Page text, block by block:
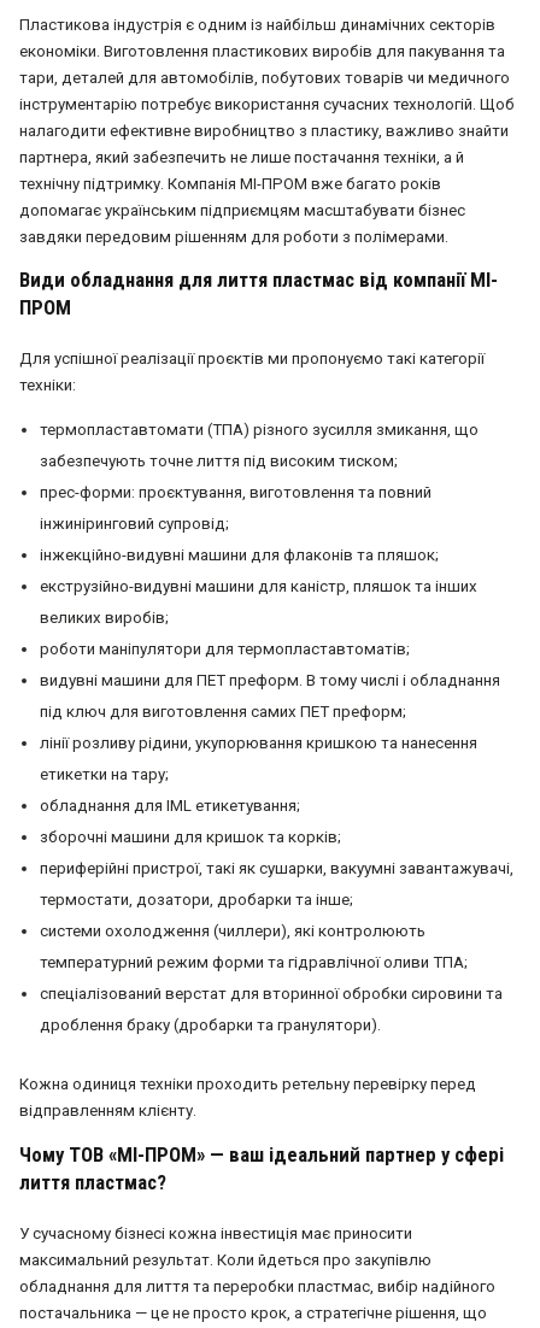
Пластикова індустрія є одним із найбільш динамічних секторів
економіки. Виготовлення пластикових виробів для пакування та
тари, деталей для автомобілів, побутових товарів чи медичного
інструментарію потребує використання сучасних технологій. Щоб
налагодити ефективне виробництво з пластику, важливо знайти
партнера, який забезпечить не лише постачання техніки, а й
технічну підтримку. Компанія МІ-ПРОМ вже багато років
допомагає українським підприємцям масштабувати бізнес
завдяки передовим рішенням для роботи з полімерами.
Види обладнання для лиття пластмас від компанії МІ-
ПРОМ
Для успішної реалізації проєктів ми пропонуємо такі категорії
техніки:
термопластавтомати (ТПА) різного зусилля змикання, що
забезпечують точне лиття під високим тиском;
прес-форми: проєктування, виготовлення та повний
інжиніринговий супровід;
інжекційно-видувні машини для флаконів та пляшок;
екструзійно-видувні машини для каністр, пляшок та інших
великих виробів;
роботи маніпулятори для термопластавтоматів;
видувні машини для ПЕТ преформ. В тому числі і обладнання
під ключ для виготовлення самих ПЕТ преформ;
лінії розливу рідини, укупорювання кришкою та нанесення
етикетки на тару;
обладнання для IML етикетування;
зборочні машини для кришок та корків;
периферійні пристрої, такі як сушарки, вакуумні завантажувачі,
термостати, дозатори, дробарки та інше;
системи охолодження (чиллери), які контролюють
температурний режим форми та гідравлічної оливи ТПА;
спеціалізований верстат для вторинної обробки сировини та
дроблення браку (дробарки та гранулятори).
Кожна одиниця техніки проходить ретельну перевірку перед
відправленням клієнту.
Чому ТОВ «МІ-ПРОМ» — ваш ідеальний партнер у сфері
лиття пластмас?
У сучасному бізнесі кожна інвестиція має приносити
максимальний результат. Коли йдеться про закупівлю
обладнання для лиття та переробки пластмас, вибір надійного
постачальника — це не просто крок, а стратегічне рішення, що